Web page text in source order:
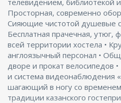
телевидением, библиотекой
Просторная, современно
Сияющие чистотой душевые
Бесплатная прачечная, утюг,
всей территории хостела •
англоязычный персонал •
дворе и прокат велосипедов
и система видеонаблюдения «География» - хостел,
шагающий в ногу со
традиции казанского